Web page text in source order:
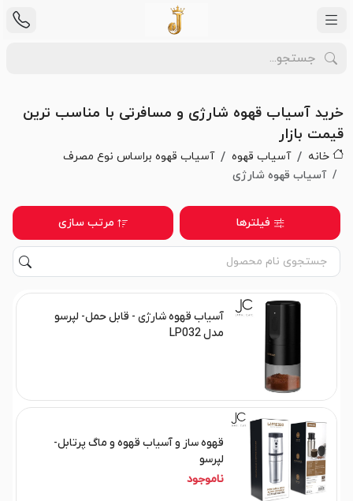
خرید آسیاب قهوه شارژی و مسافرتی با مناسب ترین
قیمت بازار
خانه آسیاب قهوه
آسیاب قهوه براساس نوع مصرف
آسیاب قهوه شارژی
فیلترها مرتب سازی
آسیاب قهوه شارژی - قابل حمل- لپرسو
مدل LP032
قهوه ساز و آسیاب قهوه و ماگ پرتابل-
لپرسو
ناموجود